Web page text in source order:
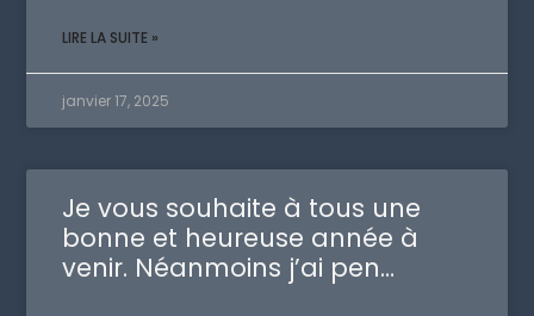
LIRE LA SUITE »
janvier 17, 2025
Je vous souhaite à tous une
bonne et heureuse année à
venir. Néanmoins j’ai pen…